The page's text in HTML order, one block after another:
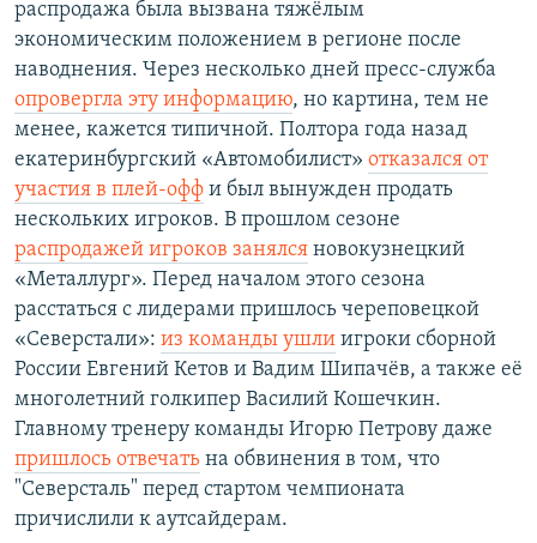
распродажа была вызвана тяжёлым
экономическим положением в регионе после
наводнения. Через несколько дней пресс-служба
опровергла эту информацию, но картина, тем не
менее, кажется типичной. Полтора года назад
екатеринбургский «Автомобилист» отказался от
участия в плей-офф и был вынужден продать
нескольких игроков. В прошлом сезоне
распродажей игроков занялся новокузнецкий
«Металлург». Перед началом этого сезона
расстаться с лидерами пришлось череповецкой
«Северстали»: из команды ушли игроки сборной
России Евгений Кетов и Вадим Шипачёв, а также её
многолетний голкипер Василий Кошечкин.
Главному тренеру команды Игорю Петрову даже
пришлось отвечать на обвинения в том, что
"Северсталь" перед стартом чемпионата
причислили к аутсайдерам.